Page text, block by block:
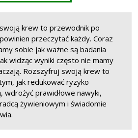
krew to przewodnik po
przeczytać każdy. Coraz
sobie jak ważne są badania
widząc wyniki często nie mamy
Rozszyfruj swoją krew to
jak redukować ryzyko
wdrożyć prawidłowe nawyki,
żywieniowym i świadomie